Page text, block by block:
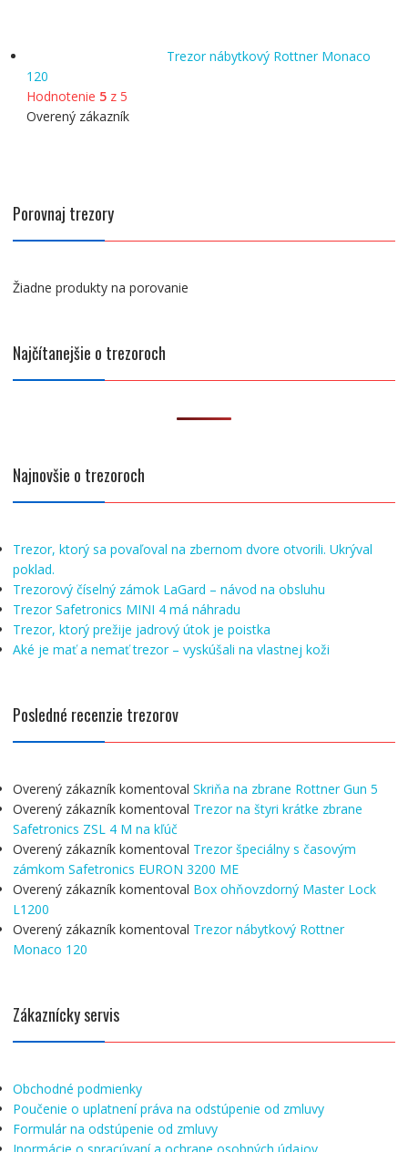
Trezor nábytkový Rottner Monaco
120
Hodnotenie 5z 5
Overený zákazník
Porovnaj trezory
Žiadne produkty na porovanie
Najčítanejšie o trezoroch
Najnovšie o trezoroch
Trezor, ktorý sa povaľoval na zbernom dvore otvorili. Ukrýval
poklad.
Trezorový číselný zámok LaGard – návod na obsluhu
Trezor Safetronics MINI 4 má náhradu
Trezor, ktorý prežije jadrový útok je poistka
Aké je mať a nemať trezor – vyskúšali na vlastnej koži
Posledné recenzie trezorov
Overený zákazníkkomentoval Skriňa na zbrane Rottner Gun 5
Overený zákazníkkomentoval Trezor na štyri krátke zbrane
Safetronics ZSL 4 M na kľúč
Overený zákazníkkomentoval Trezor špeciálny s časovým
zámkom Safetronics EURON 3200 ME
Overený zákazníkkomentoval Box ohňovzdorný Master Lock
L1200
Overený zákazníkkomentoval Trezor nábytkový Rottner
Monaco 120
Zákaznícky servis
Obchodné podmienky
Poučenie o uplatnení práva na odstúpenie od zmluvy
Formulár na odstúpenie od zmluvy